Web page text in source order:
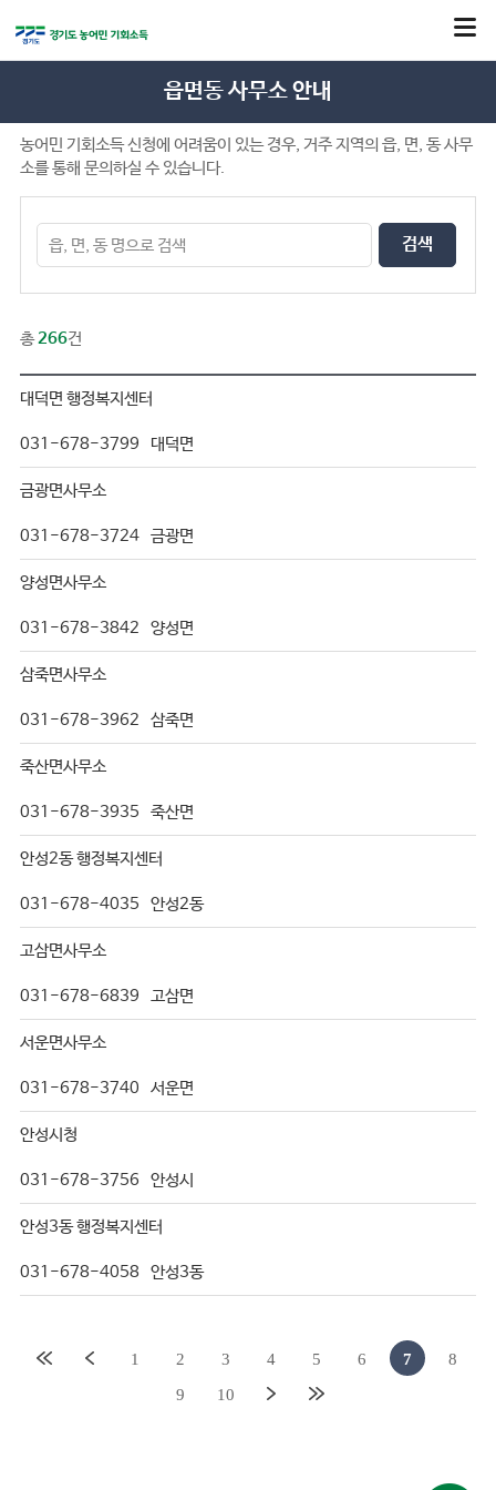
읍면동 사무소 안내
농어민 기회소득 신청에 어려움이 있는 경우, 거주 지역의 읍, 면, 동 사무
소를 통해 문의하실 수 있습니다.
검색
총266건
대덕면 행정복지센터
031-678-3799 대덕면
금광면사무소
031-678-3724 금광면
양성면사무소
031-678-3842 양성면
삼죽면사무소
031-678-3962 삼죽면
죽산면사무소
031-678-3935 죽산면
안성2동 행정복지센터
031-678-4035 안성2동
고삼면사무소
031-678-6839 고삼면
서운면사무소
031-678-3740 서운면
안성시청
031-678-3756 안성시
안성3동 행정복지센터
031-678-4058 안성3동
1 2 3 4 5 6 7
8
9
10